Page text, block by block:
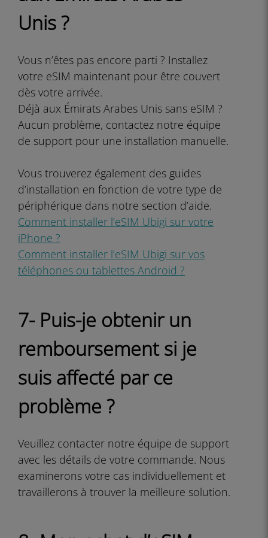
Unis ?
Vous n’êtes pas encore parti ? Installez
votre eSIM maintenant pour être couvert
dès votre arrivée.
Déjà aux Émirats Arabes Unis sans eSIM ?
Aucun problème, contactez notre équipe
de support pour une installation manuelle.
Vous trouverez également des guides
d’installation en fonction de votre type de
périphérique dans notre section d’aide.
Comment installer l’eSIM Ubigi sur votre
iPhone ?
Comment installer l’eSIM Ubigi sur vos
téléphones ou tablettes Android ?
7- Puis-je obtenir un
remboursement si je
suis affecté par ce
problème ?
Veuillez contacter notre équipe de support
avec les détails de votre commande. Nous
examinerons votre cas individuellement et
travaillerons à trouver la meilleure solution.